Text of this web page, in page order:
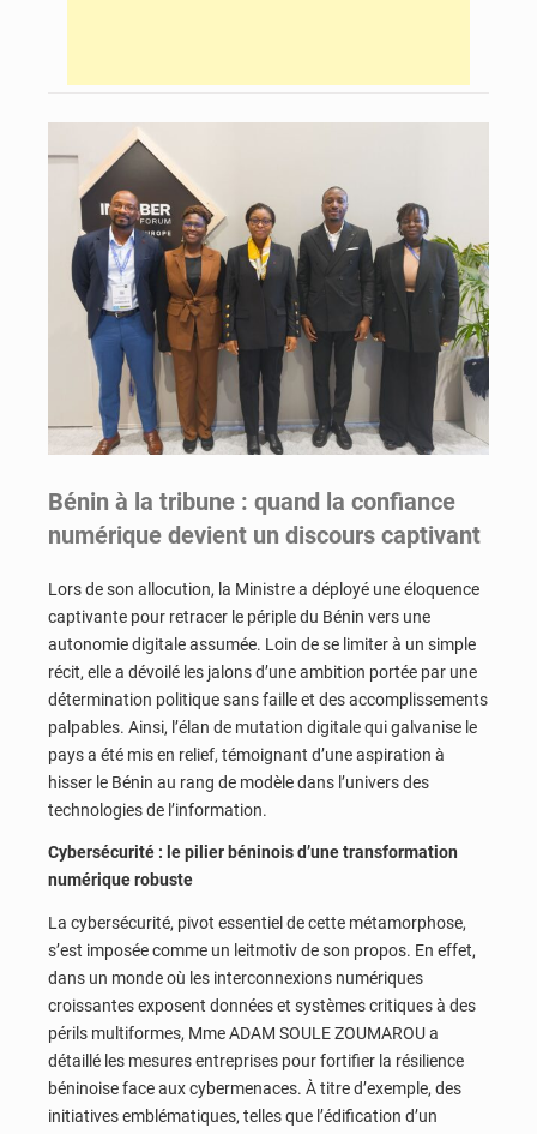
Bénin à la tribune : quand la confiance
numérique devient un discours captivant
Lors de son allocution, la Ministre a déployé une éloquence
captivante pour retracer le périple du Bénin vers une
autonomie digitale assumée. Loin de se limiter à un simple
récit, elle a dévoilé les jalons d’une ambition portée par une
détermination politique sans faille et des accomplissements
palpables. Ainsi, l’élan de mutation digitale qui galvanise le
pays a été mis en relief, témoignant d’une aspiration à
hisser le Bénin au rang de modèle dans l’univers des
technologies de l’information.
Cybersécurité : le pilier béninois d’une transformation
numérique robuste
La cybersécurité, pivot essentiel de cette métamorphose,
s’est imposée comme un leitmotiv de son propos. En effet,
dans un monde où les interconnexions numériques
croissantes exposent données et systèmes critiques à des
périls multiformes, Mme ADAM SOULE ZOUMAROU a
détaillé les mesures entreprises pour fortifier la résilience
béninoise face aux cybermenaces. À titre d’exemple, des
initiatives emblématiques, telles que l’édification d’un